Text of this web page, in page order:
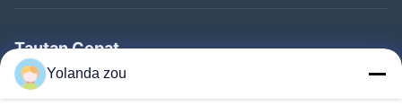
Tautan Cepat
Rumah
Yolanda zou